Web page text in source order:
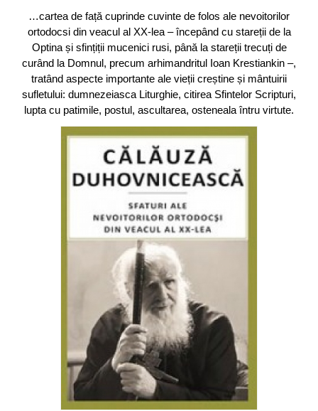
…cartea de față cuprinde cuvinte de folos ale nevoitorilor
ortodocsi din veacul al XX-lea – începând cu stareții de la
Optina și sfințiții mucenici rusi, până la stareții trecuți de
curând la Domnul, precum arhimandritul Ioan Krestiankin –,
tratând aspecte importante ale vieții creștine și mântuirii
sufletului: dumnezeiasca Liturghie, citirea Sfintelor Scripturi,
lupta cu patimile, postul, ascultarea, osteneala întru virtute.